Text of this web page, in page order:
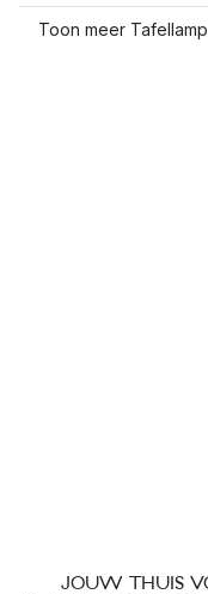
Toon meer
JOUW THUIS